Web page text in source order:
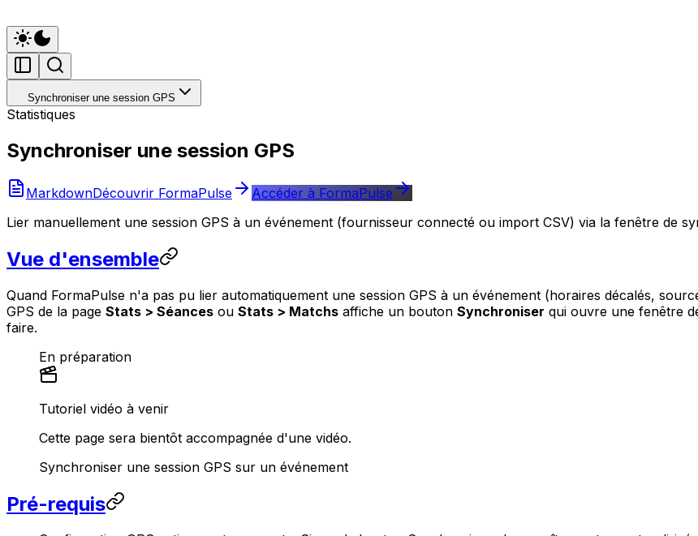
Synchroniser une session GPS
Statistiques
Synchroniser une session GPS
MarkdownDécouvrir FormaPulse
Accéder à FormaPulse
Lier manuellement une session GPS à un événement (fournisseur connecté ou import CSV) via la fenêtre de
Vue d'ensemble
Quand FormaPulse n'a pas pu lier automatiquement une session GPS à un événement (horaires décalés,
GPS de la page Stats > Séances ou Stats > Matchs affiche un bouton Synchroniser qui ouvre une fenêtre
faire.
En préparation
Tutoriel vidéo à venir
Cette page sera bientôt accompagnée d'une vidéo.
Synchroniser une session GPS sur un événement
Pré-requis